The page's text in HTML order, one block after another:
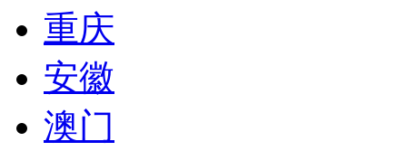
重庆
安徽
澳门